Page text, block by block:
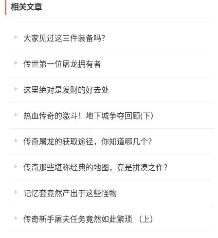
相关文章
大家见过这三件装备吗？
传世第一位屠龙拥有者
这里绝对是发财的好去处
热血传奇的激斗！地下城争夺回顾(下）
传奇屠龙的获取途径，你知道哪几个？
传奇那些堪称经典的地图，竟是拼凑之作？
记忆套竟然产出于这些怪物
传奇新手屠夫任务竟然如此繁琐 （上）